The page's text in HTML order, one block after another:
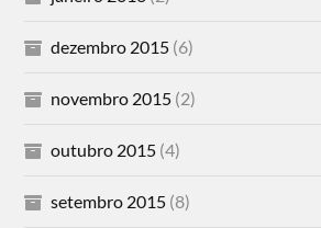
dezembro 2015 (6)
novembro 2015 (2)
outubro 2015 (4)
setembro 2015 (8)